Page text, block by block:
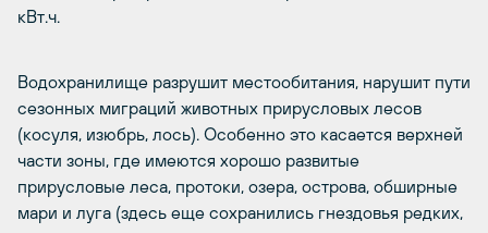
кВт.ч.
Водохранилище разрушит местообитания, нарушит пути
сезонных миграций животных прирусловых лесов
(косуля, изюбрь, лось). Особенно это касается верхней
части зоны, где имеются хорошо развитые
прирусловые леса, протоки, озера, острова, обширные
мари и луга (здесь еще сохранились гнездовья редких,